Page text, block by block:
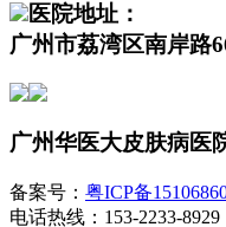
医院地址：
广州市荔湾区南岸路
广州华医大皮肤病医
备案号： 粤ICP备
电话热线：153-2233-8929